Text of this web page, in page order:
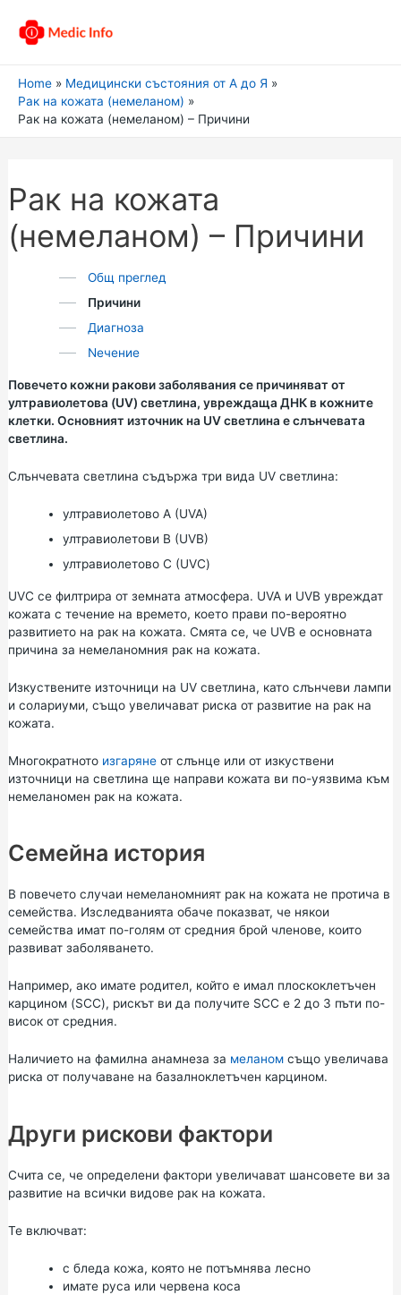
Home
Медицински състояния от А до Я
Рак на кожата (немеланом)
Рак на кожата (немеланом) – Причини
Рак на кожата
(немеланом) – Причини
Общ преглед
Причини
Диагноза
Nечение
Повечето кожни ракови заболявания се причиняват от
ултравиолетова (UV) светлина, увреждаща ДНК в кожните
клетки. Основният източник на UV светлина е слънчевата
светлина.
Слънчевата светлина съдържа три вида UV светлина:
ултравиолетово A (UVA)
ултравиолетови B (UVB)
ултравиолетово С (UVC)
UVC се филтрира от земната атмосфера. UVA и UVB увреждат
кожата с течение на времето, което прави по-вероятно
развитието на рак на кожата. Смята се, че UVB е основната
причина за немеланомния рак на кожата.
Изкуствените източници на UV светлина, като слънчеви лампи
и солариуми, също увеличават риска от развитие на рак на
кожата.
Многократното изгарянеот слънце или от изкуствени
източници на светлина ще направи кожата ви по-уязвима към
немеланомен рак на кожата.
Семейна история
В повечето случаи немеланомният рак на кожата не протича в
семейства. Изследванията обаче показват, че някои
семейства имат по-голям от средния брой членове, които
развиват заболяването.
Например, ако имате родител, който е имал плоскоклетъчен
карцином (SCC), рискът ви да получите SCC е 2 до 3 пъти по-
висок от средния.
Наличието на фамилна анамнеза за меланомсъщо увеличава
риска от получаване на базалноклетъчен карцином.
Други рискови фактори
Счита се, че определени фактори увеличават шансовете ви за
развитие на всички видове рак на кожата.
Те включват:
с бледа кожа, която не потъмнява лесно
имате руса или червена коса